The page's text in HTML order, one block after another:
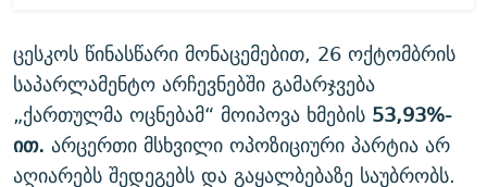
ცესკოს წინასწარი მონაცემებით, 26 ოქტომბრის
საპარლამენტო არჩევნებში გამარჯვება
„ქართულმა ოცნებამ“ მოიპოვა ხმების 53,93%-
ით. არცერთი მსხვილი ოპოზიციური პარტია არ
აღიარებს შედეგებს და გაყალბებაზე საუბრობს.